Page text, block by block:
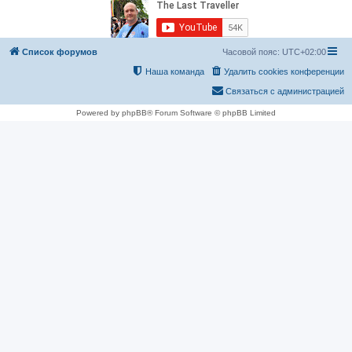
Список форумов Часовой пояс: UTC+02:00
Удалить cookies конференции
Наша команда
Связаться с администрацией
Powered by phpBB® Forum Software © phpBB Limited